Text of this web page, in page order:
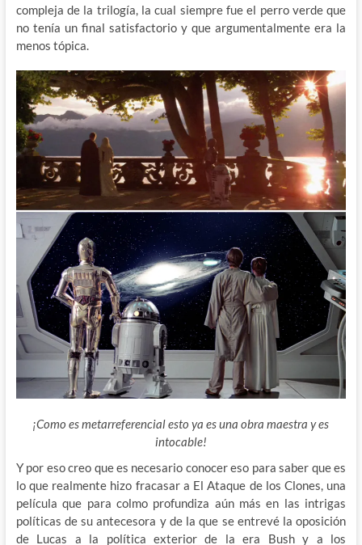
compleja de la trilogía, la cual siempre fue el perro verde que
no tenía un final satisfactorio y que argumentalmente era la
menos tópica.
¡Como es metarreferencial esto ya es una obra maestra y es
intocable!
Y por eso creo que es necesario conocer eso para saber que es
lo que realmente hizo fracasar a El Ataque de los Clones, una
película que para colmo profundiza aún más en las intrigas
políticas de su antecesora y de la que se entrevé la oposición
de Lucas a la política exterior de la era Bush y a los